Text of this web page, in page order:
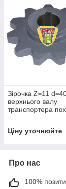
Зірочка Z=11
верхнього валу
транспортера
Ціну уточнюйте
Про нас
100%